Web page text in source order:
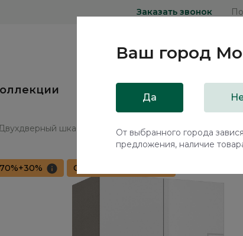
Заказать звонок
шкаф с зеркалом Терамо / Teramo TA122.0
70%+30% Сборка в подарок
Ваш город
Да
От выбранного города
предложения, наличие